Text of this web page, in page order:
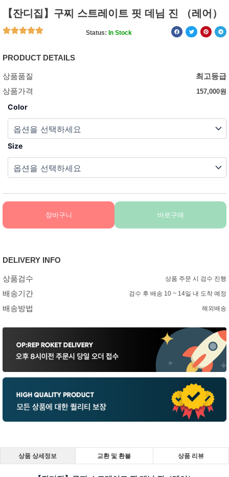
【잔디집】구찌 스트레이트 핏 데님 진 （레어）
Status: In Stock
PRODUCT DETAILS
상품품질
최고등급
상품가격
157,000원
Color
Size
장바구니 바로구매
DELIVERY INFO
상품검수 상품 주문 시 검수 진행
배송기간 검수 후 배송 10 ~ 14일 내 도착 예정
배송방법 해외배송
상품 상세정보 교환 및 환불 상품 리뷰